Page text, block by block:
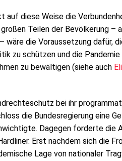
auf diese Weise die
Teilen der Bevölkerung –
wäre die Voraussetzung dafür,
zu schützen und die Pandemie
zu bewältigen (siehe auch
bei ihr
die Bundesregierung eine
Dagegen forderte die
Erst nachdem sich die
Lage von nationaler